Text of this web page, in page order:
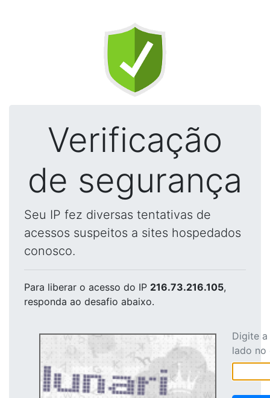
Verificação
de segurança
Seu IP fez diversas tentativas de
acessos suspeitos a sites hospedados
conosco.
Para liberar o acesso do IP 216.73.216.105,
responda ao desafio abaixo.
Digite
lado no